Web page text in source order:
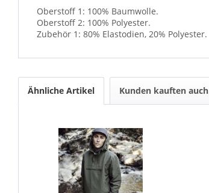
Oberstoff 1: 100% Baumwolle.
Oberstoff 2: 100% Polyester.
Zubehör 1: 80% Elastodien, 20% Polyester.
Ähnliche Artikel Kunden kauften auch